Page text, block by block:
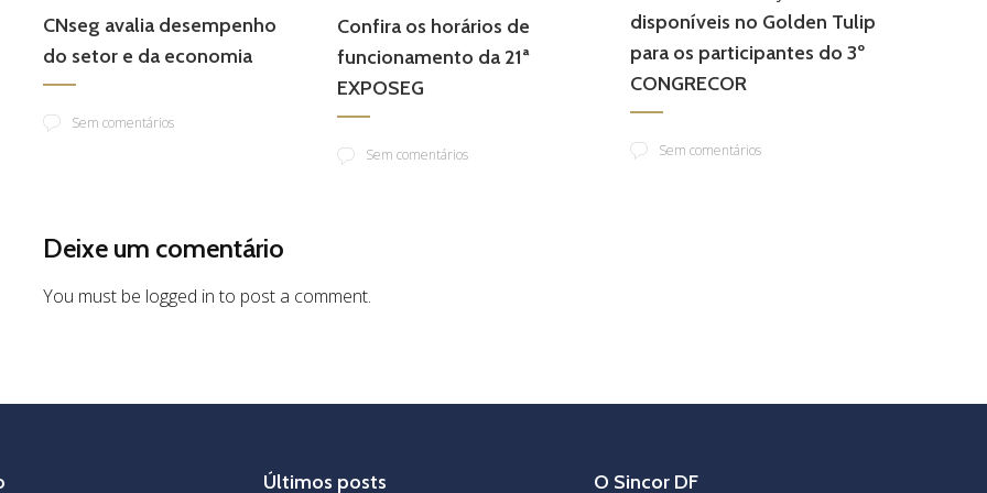
CNseg avalia desempenho
do setor e da economia
Sem comentários
Confira os horários de
funcionamento da 21ª
EXPOSEG
Sem comentários
disponíveis no Golden Tulip
para os participantes do 3º
CONGRECOR
Sem comentários
Deixe um comentário
You must be logged in to post a comment.
Últimos posts O Sincor DF